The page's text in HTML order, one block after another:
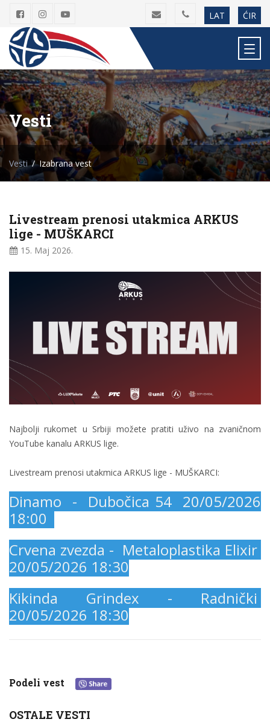
LAT ĆIR
Vesti
Vesti Izabrana vest
Livestream prenosi utakmica ARKUS
lige - MUŠKARCI
15. Maj 2026.
Najbolji rukomet u Srbiji možete pratiti uživo na zvaničnom
YouTube kanalu ARKUS lige.
Livestream prenosi utakmica ARKUS lige - MUŠKARCI:
Dinamo - Dubočica 54 20/05/2026
18:00
Crvena zvezda - Metaloplastika Elixir
20/05/2026 18:30
Kikinda Grindex - Radnički
20/05/2026 18:30
Podeli vest
OSTALE VESTI